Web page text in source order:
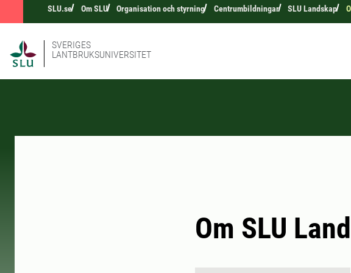
SLU.se Om SLU Organisation och styrning Centrumbildningar SLU Landskap
SVERIGES
LANTBRUKSUNIVERSITET
Om SLU